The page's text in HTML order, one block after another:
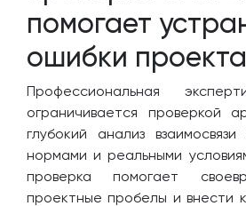
помогает
ошибки проекта
Профессиональная
ограничивается проверкой
глубокий анализ
нормами и реальными
проверка помогает
проектные пробелы и внести